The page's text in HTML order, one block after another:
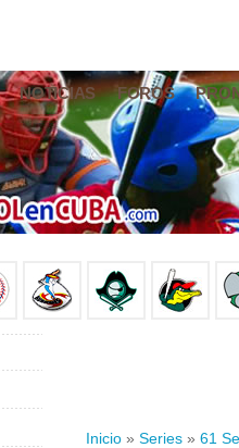
NOTICIAS FOROS
Inicio » Series » 61